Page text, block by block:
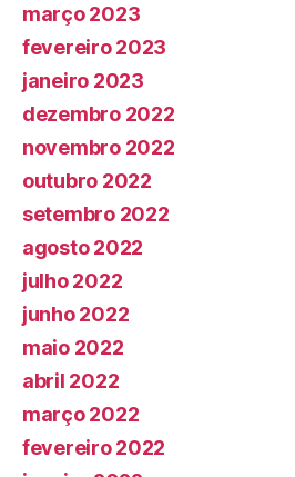
março 2023
fevereiro 2023
janeiro 2023
dezembro 2022
novembro 2022
outubro 2022
setembro 2022
agosto 2022
julho 2022
junho 2022
maio 2022
abril 2022
março 2022
fevereiro 2022